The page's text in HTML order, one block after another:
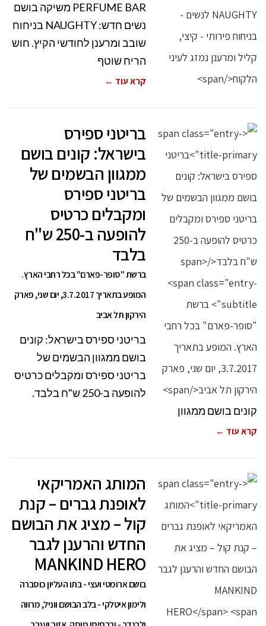
PERFUME BAR משיקה בושם
נשים חדש: NAUGHTY בניחוח
שובב ומרענן לחודשי הקיץ. חוש
הריח שוטף
קרא עוד ←
בריטני ספירס
בישראל: קונים בושם
ממגוון הבשמים של
בריטני ספירס
ומקבלים כרטיס
להופעה ב-250 ש"ח
בלבד
ברשת "סופר-פארם" בכל רחבי הארץ.
המופע בתאריך 3.7.2017, יום שני, פארק
הירקון תל אביב
בריטני ספירס בישראל: קונים
בושם ממגוון הבשמים של
בריטני ספירס ומקבלים כרטיס
להופעה ב-250 ש"ח בלבד.
קונים בושם ממגוון
קרא עוד ←
המותג האמריקאי
לאופנת גברים – קנת
קול – מציג את הבושם
החדש והרענן לגבר
MANKIND HERO
בושם ארומטי ועצי - בתו העליון כוסברה
ולימון איטלקי - בלב הבושם ווניל, מרווה